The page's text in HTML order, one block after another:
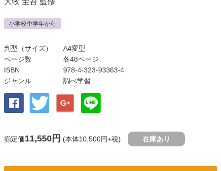
小学校中学年から
判型（サイズ）
A4変型
ページ数
各48ページ
ISBN
978-4-323-93363-4
ジャンル
調べ学習
揃定価11,550円 (本体10,500円+税) 在庫あり